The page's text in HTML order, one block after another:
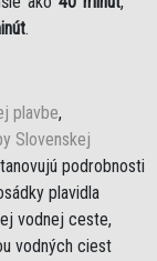
.
plavbe,
Slovenskej
podrobnosti
plavidla
vodnej ceste,
vodných ciest